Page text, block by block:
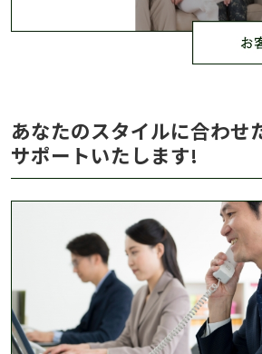
あなたのスタイルに合わせ
サポートいたします!